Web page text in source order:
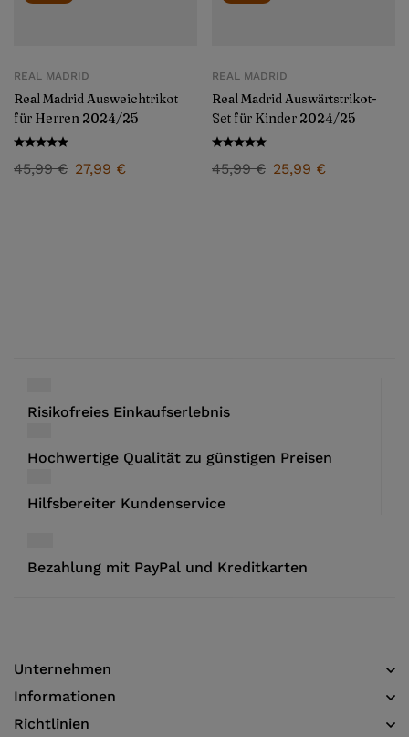
REAL MADRID
Real Madrid Ausweichtrikot
für Herren 2024/25
45,99€ 27,99 €
REAL MADRID
Real Madrid Auswärtstrikot-
Set für Kinder 2024/25
45,99€ 25,99 €
Risikofreies Einkaufserlebnis
Hochwertige Qualität zu günstigen Preisen
Hilfsbereiter Kundenservice
Bezahlung mit PayPal und Kreditkarten
Unternehmen
Informationen​
Richtlinien